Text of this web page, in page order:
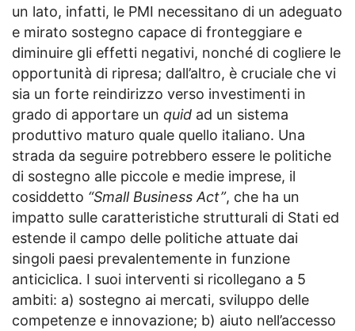
un lato, infatti, le PMI necessitano di un adeguato
e mirato sostegno capace di fronteggiare e
diminuire gli effetti negativi, nonché di cogliere le
opportunità di ripresa; dall’altro, è cruciale che vi
sia un forte reindirizzo verso investimenti in
grado di apportare un quid ad un sistema
produttivo maturo quale quello italiano. Una
strada da seguire potrebbero essere le politiche
di sostegno alle piccole e medie imprese, il
cosiddetto “Small Business Act”, che ha un
impatto sulle caratteristiche strutturali di Stati ed
estende il campo delle politiche attuate dai
singoli paesi prevalentemente in funzione
anticiclica. I suoi interventi si ricollegano a 5
ambiti: a) sostegno ai mercati, sviluppo delle
competenze e innovazione; b) aiuto nell’accesso